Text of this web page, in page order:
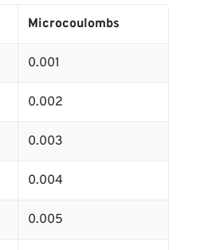
Microcoulombs
0.001
0.002
0.003
0.004
0.005